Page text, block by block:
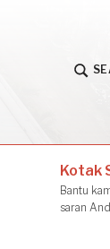
Kotak
Bantu
saran